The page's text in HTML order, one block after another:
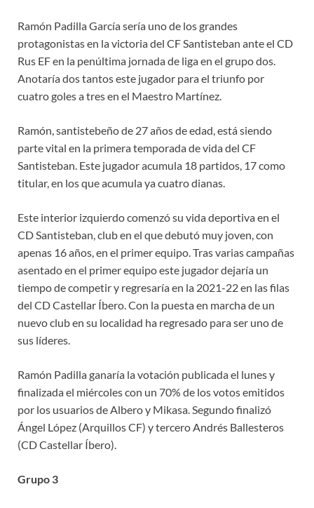
Ramón Padilla García sería uno de los grandes
protagonistas en la victoria del CF Santisteban ante el CD
Rus EF en la penúltima jornada de liga en el grupo dos.
Anotaría dos tantos este jugador para el triunfo por
cuatro goles a tres en el Maestro Martínez.
Ramón, santistebeño de 27 años de edad, está siendo
parte vital en la primera temporada de vida del CF
Santisteban. Este jugador acumula 18 partidos, 17 como
titular, en los que acumula ya cuatro dianas.
Este interior izquierdo comenzó su vida deportiva en el
CD Santisteban, club en el que debutó muy joven, con
apenas 16 años, en el primer equipo. Tras varias campañas
asentado en el primer equipo este jugador dejaría un
tiempo de competir y regresaría en la 2021-22 en las filas
del CD Castellar Íbero. Con la puesta en marcha de un
nuevo club en su localidad ha regresado para ser uno de
sus líderes.
Ramón Padilla ganaría la votación publicada el lunes y
finalizada el miércoles con un 70% de los votos emitidos
por los usuarios de Albero y Mikasa. Segundo finalizó
Ángel López (Arquillos CF) y tercero Andrés Ballesteros
(CD Castellar Íbero).
Grupo 3